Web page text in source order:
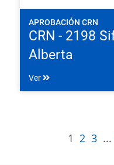
APROBACIÓN CRN
CRN - 2198
Alberta
Ver
1 2 3 ...